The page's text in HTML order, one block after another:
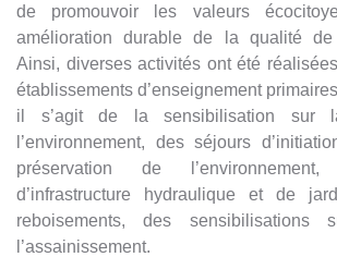
de promouvoir les valeurs
amélioration durable de la qualité de
Ainsi, diverses activités ont été
établissements d’enseignement
il s’agit de la sensibilisation sur
l’environnement, des séjours
préservation de
d’infrastructure hydraulique et de
reboisements, des sensibilisations
l’assainissement.